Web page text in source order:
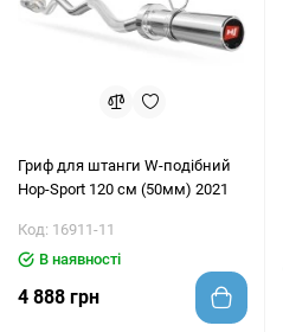
Гриф для штанги W-подібний
Hop-Sport 120 см (50мм) 2021
Код: 16911-11
В наявності
4 888 грн